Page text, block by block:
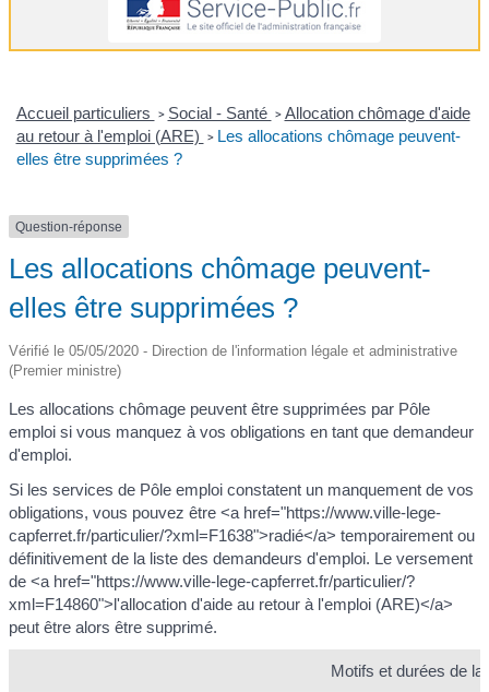
Accueil particuliers > Social - Santé > Allocation chômage d'aide
au retour à l'emploi (ARE) > Les allocations chômage peuvent-
elles être supprimées ?
Question-réponse
Les allocations chômage peuvent-
elles être supprimées ?
Vérifié le 05/05/2020 - Direction de l'information légale et administrative
(Premier ministre)
Les allocations chômage peuvent être supprimées par Pôle
emploi si vous manquez à vos obligations en tant que demandeur
d'emploi.
Si les services de Pôle emploi constatent un manquement de vos
obligations, vous pouvez être <a href="https://www.ville-lege-
capferret.fr/particulier/?xml=F1638">radié</a> temporairement ou
définitivement de la liste des demandeurs d'emploi. Le versement
de <a href="https://www.ville-lege-capferret.fr/particulier/?
xml=F14860">l'allocation d'aide au retour à l'emploi (ARE)</a>
peut être alors être supprimé.
Motifs et durées de la